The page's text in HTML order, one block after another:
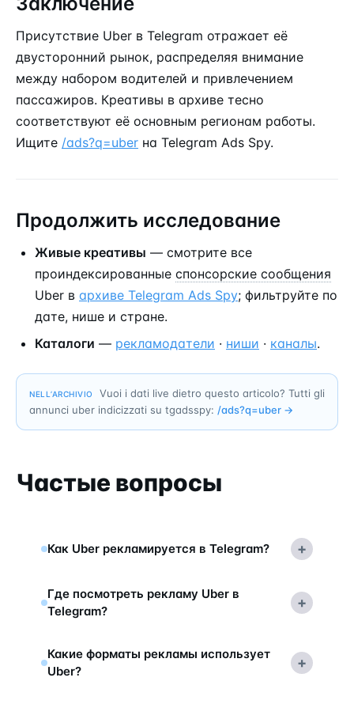
Присутствие Uber в Telegram отражает её
двусторонний рынок, распределяя внимание
между набором водителей и привлечением
пассажиров. Креативы в архиве тесно
соответствуют её основным регионам работы.
Ищите /ads?q=uber на Telegram Ads Spy.
Продолжить исследование
Живые креативы — смотрите все
проиндексированные спонсорские сообщения
Uber в архиве Telegram Ads Spy; фильтруйте по
дате, нише и стране.
Каталоги — рекламодатели · ниши · каналы.
NELL’ARCHIVIO
Vuoi i dati live dietro questo articolo? Tutti gli
annunci uber indicizzati su tgadsspy: /ads?q=uber →
Частые вопросы
Как Uber рекламируется в Telegram? +
Где посмотреть рекламу Uber в
Telegram?
+
Какие форматы рекламы использует
Uber?
+